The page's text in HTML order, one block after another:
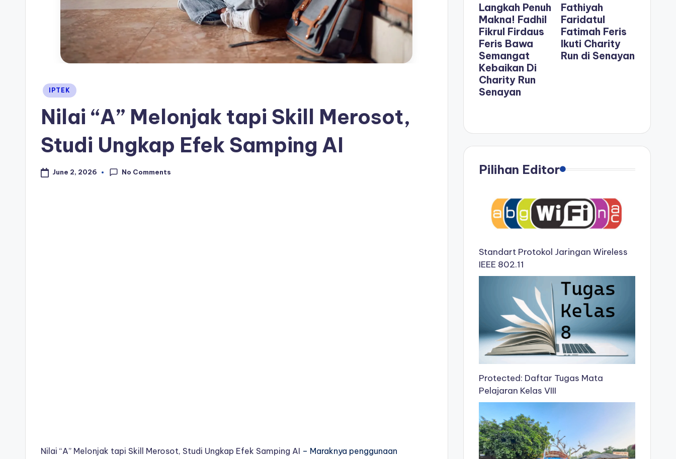
Posted
IPTEK
Nilai “A” Melonjak tapi Skill Merosot,
Studi Ungkap Efek Samping AI
June 2, 2026 No Comments
Nilai “A” Melonjak tapi Skill Merosot, Studi Ungkap Efek Samping AI – Maraknya penggunaan
Langkah Penuh
Makna! Fadhil
Fikrul Firdaus
Feris Bawa
Semangat
Kebaikan Di
Charity Run
Senayan
Fathiyah
Faridatul
Fatimah Feris
Ikuti Charity
Run di Senayan
Pilihan Editor
Standart Protokol Jaringan Wireless
IEEE 802.11
Protected: Daftar Tugas Mata
Pelajaran Kelas VIII